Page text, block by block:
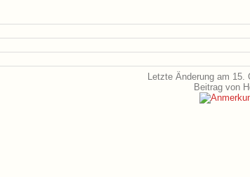
Letzte Änderung am 15.
Beitrag von